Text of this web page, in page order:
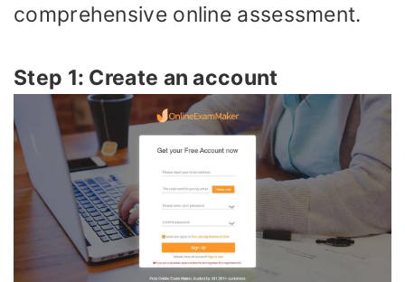
comprehensive online assessment.
Step 1: Create an account